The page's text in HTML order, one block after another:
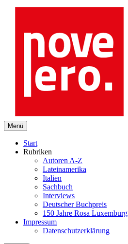
Buch Kultur Politik
Menü
Start
Rubriken
Autoren A-Z
Lateinamerika
Italien
Sachbuch
Interviews
Deutscher Buchpreis
150 Jahre Rosa Luxemburg
Impressum
Datenschutzerklärung